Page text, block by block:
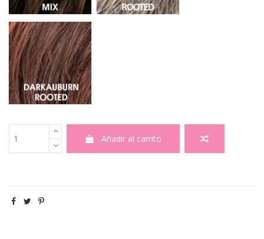
Darkauburn Rooted - Raiz Oscura 33.130.2
Añadir al carrito